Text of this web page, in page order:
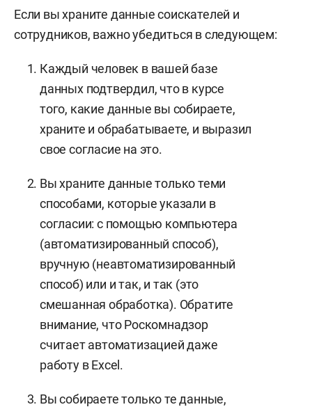
Если вы храните данные соискателей и
сотрудников, важно убедиться в следующем:
Каждый человек в вашей базе
данных подтвердил, что в курсе
того, какие данные вы собираете,
храните и обрабатываете, и выразил
свое согласие на это.
Вы храните данные только теми
способами, которые указали в
согласии: с помощью компьютера
(автоматизированный способ),
вручную (неавтоматизированный
способ) или и так, и так (это
смешанная обработка). Обратите
внимание, что Роскомнадзор
считает автоматизацией даже
работу в Excel.
Вы собираете только те данные,